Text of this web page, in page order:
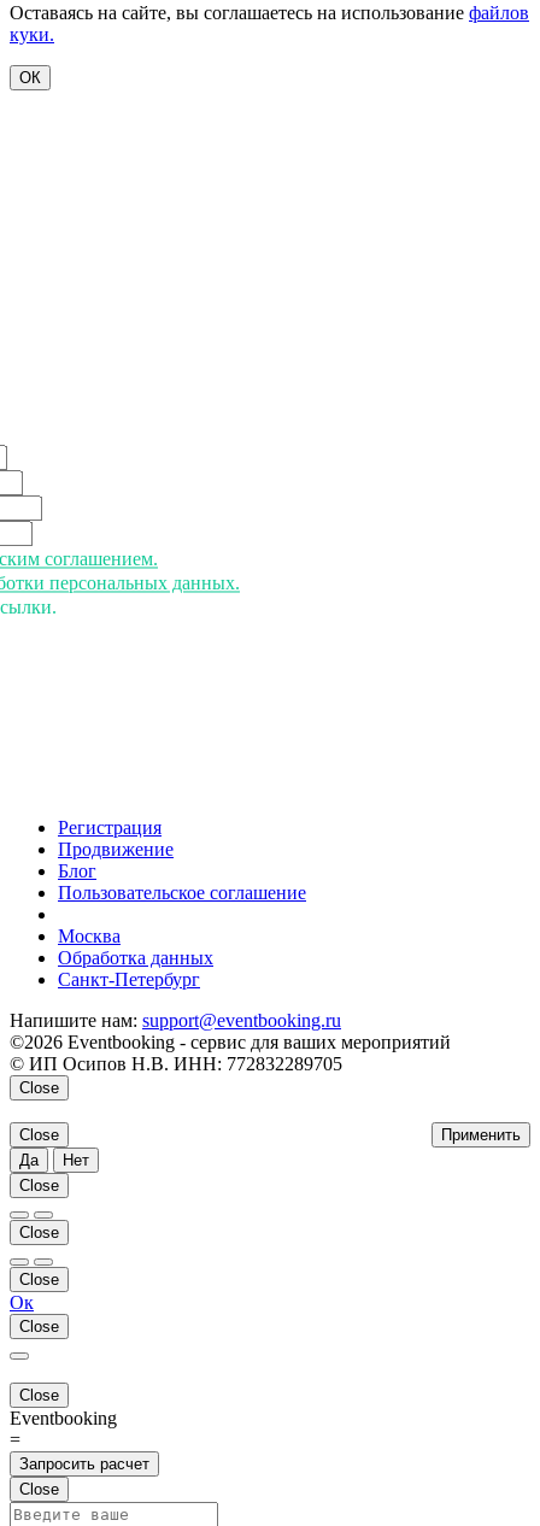
Оставаясь на сайте, вы соглашаетесь на использование файлов
куки.
ОК
соглашением.
персональных данных.
Регистрация
Продвижение
Блог
Пользовательское соглашение
Москва
Обработка данных
Санкт-Петербург
Напишите нам: support@eventbooking.ru
©2026 Eventbooking - сервис для ваших мероприятий
© ИП Осипов Н.В. ИНН: 772832289705
Close
Применить
Close
Да
Нет
Close
Close
Close
Ок
Close
Close
Eventbooking
=
Запросить расчет
Close